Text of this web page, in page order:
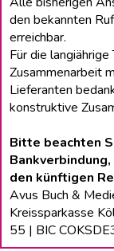
den bekannten
erreichbar.
Für die
Zusammenarbeit
Lieferanten
konstruktive
Bitte beachten
den künftigen
Avus Buch &
Kreissparkasse
55 | BIC